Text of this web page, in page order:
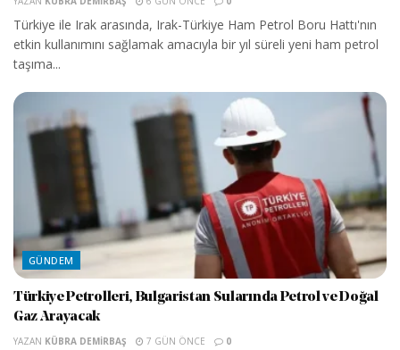
Türkiye ile Irak arasında, Irak-Türkiye Ham Petrol Boru Hattı'nın
etkin kullanımını sağlamak amacıyla bir yıl süreli yeni ham petrol
taşıma...
GÜNDEM
Türkiye Petrolleri, Bulgaristan Sularında Petrol ve Doğal
Gaz Arayacak
YAZAN KÜBRA DEMIRBAŞ 7 GÜN ÖNCE 0